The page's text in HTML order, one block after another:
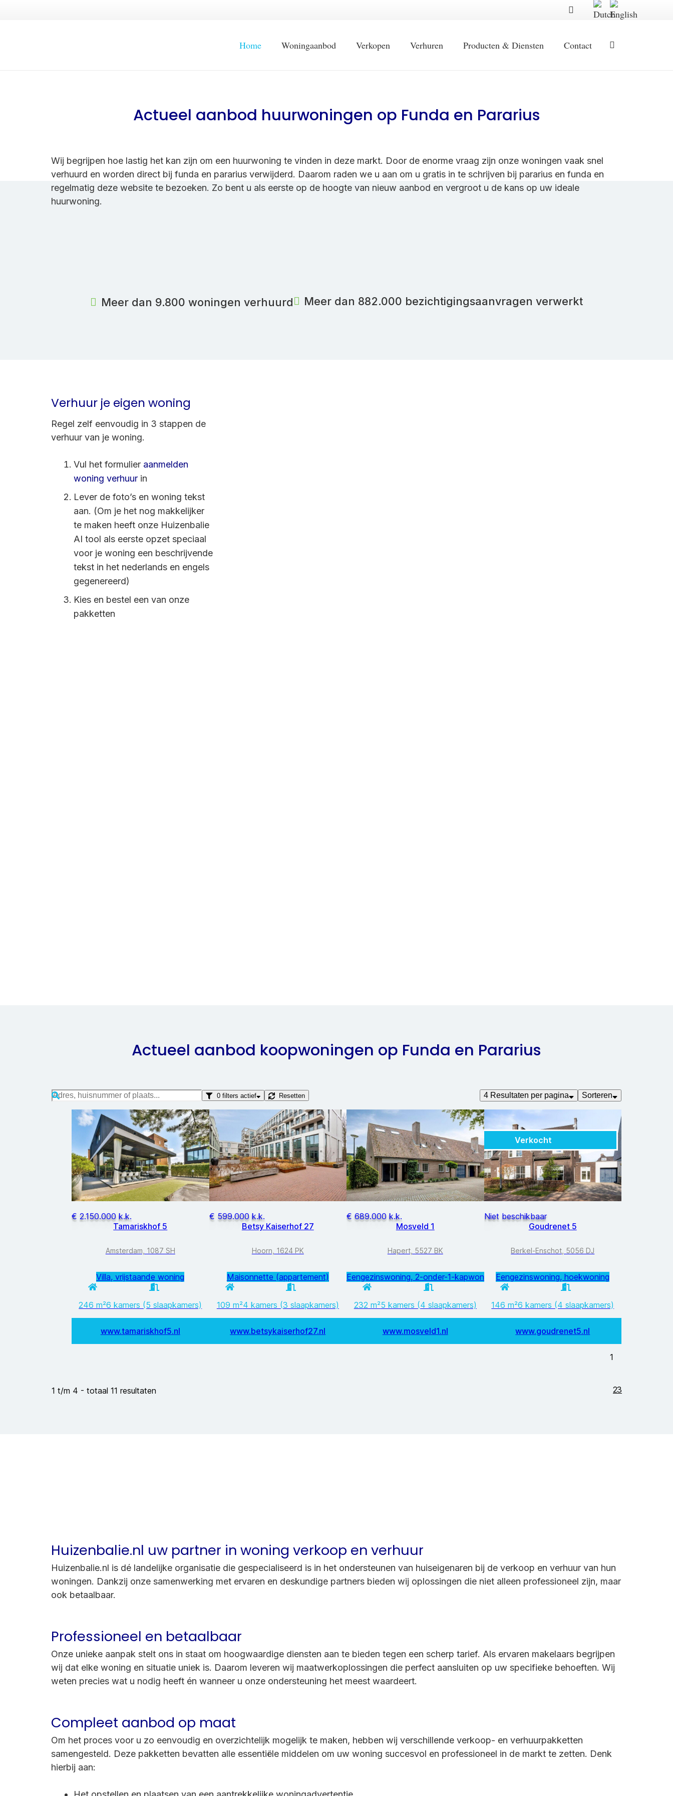
Home Woningaanbod Verkopen Verhuren Producten & Diensten Contact
Actueel aanbod huurwoningen op Funda en Pararius
Wij begrijpen hoe lastig het kan zijn om een huurwoning te vinden in deze markt. Door de enorme vraag zijn onze woningen vaak snel
verhuurd en worden direct bij funda en pararius verwijderd. Daarom raden we u aan om u gratis in te schrijven bij pararius en funda en
regelmatig deze website te bezoeken. Zo bent u als eerste op de hoogte van nieuw aanbod en vergroot u de kans op uw ideale
huurwoning.
Meer dan 9.800 woningen verhuurd Meer dan 882.000 bezichtigingsaanvragen verwerkt
Verhuur je eigen woning
Regel zelf eenvoudig in 3 stappen de
verhuur van je woning.
Vul het formulier aanmelden
woning verhuur in
Lever de foto’s en woning tekst
aan. (Om je het nog makkelijker
te maken heeft onze Huizenbalie
AI tool als eerste opzet speciaal
voor je woning een beschrijvende
tekst in het nederlands en engels
gegenereerd)
Kies en bestel een van onze
pakketten
Actueel aanbod koopwoningen op Funda en Pararius
Huizenbalie.nl uw partner in woning verkoop en verhuur
Huizenbalie.nl is dé landelijke organisatie die gespecialiseerd is in het ondersteunen van huiseigenaren bij de verkoop en verhuur van hun
woningen. Dankzij onze samenwerking met ervaren en deskundige partners bieden wij oplossingen die niet alleen professioneel zijn, maar
ook betaalbaar.
Professioneel en betaalbaar
Onze unieke aanpak stelt ons in staat om hoogwaardige diensten aan te bieden tegen een scherp tarief. Als ervaren makelaars begrijpen
wij dat elke woning en situatie uniek is. Daarom leveren wij maatwerkoplossingen die perfect aansluiten op uw specifieke behoeften. Wij
weten precies wat u nodig heeft én wanneer u onze ondersteuning het meest waardeert.
Compleet aanbod op maat
Om het proces voor u zo eenvoudig en overzichtelijk mogelijk te maken, hebben wij verschillende verkoop- en verhuurpakketten
samengesteld. Deze pakketten bevatten alle essentiële middelen om uw woning succesvol en professioneel in de markt te zetten. Denk
hierbij aan: